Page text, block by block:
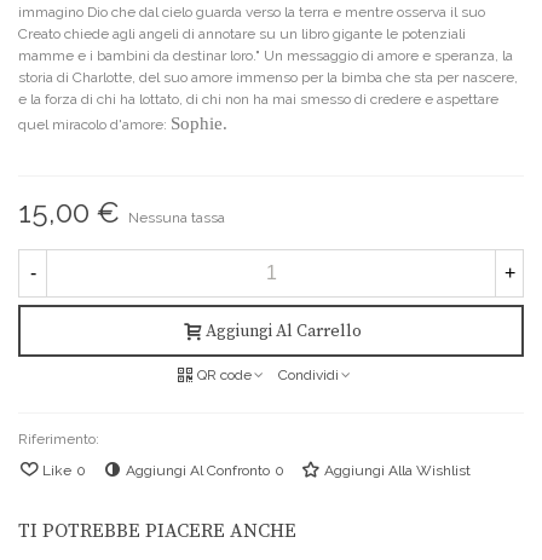
immagino Dio che dal cielo guarda verso la terra e mentre osserva il suo
Creato chiede agli angeli di annotare su un libro gigante le potenziali
mamme e i bambini da destinar loro." Un messaggio di amore e speranza, la
storia di Charlotte, del suo amore immenso per la bimba che sta per nascere,
e la forza di chi ha lottato, di chi non ha mai smesso di credere e aspettare
quel miracolo d'amore: Sophie.
15,00 € Nessuna tassa
- +
Aggiungi Al Carrello
QR code Condividi
Riferimento:
Like 0 Aggiungi Al Confronto 0 Aggiungi Alla Wishlist
TI POTREBBE PIACERE ANCHE